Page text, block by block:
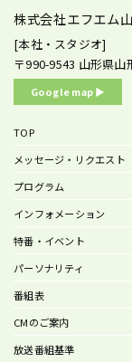
株式会社エフエム
[本社・スタジオ]
〒990-9543 山形県山
Google map ▶︎
TOP
メッセージ・リクエスト
プログラム
インフォメーション
特番・イベント
パーソナリティ
番組表
CMのご案内
放送番組基準